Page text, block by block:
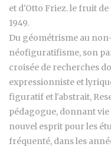
et d'Otto Friez. le fruit
1949.
Du géométrisme au
néofiguratifisme, son
croisée de recherches
expressionniste et
figuratif et l'abstrait,
pédagogue, donnant
nouvel esprit pour les
fréquenté, dans les